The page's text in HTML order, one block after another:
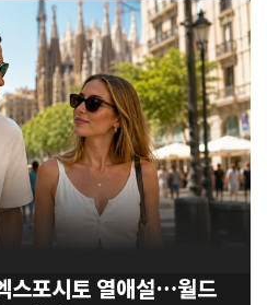
인공지능(AI) 기반 영상 창작에 대
행사로 진행된다. 제38회 백
양공원에서 열렸다. 올해는 작품상
과 수상자를 선정하며, 영화 관객 1
심사를 거쳐 10일 최종 결과가 발
화인뿐 아니라 관객의 참여를 중
서 독특한 위상을 갖고 있다. 개
화 ‘홍색낭자군(红色娘子军·The R
으로...
스포시토 열애설…월드